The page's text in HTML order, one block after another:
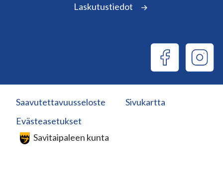
Laskutustiedot
Saavutettavuusseloste
Sivukartta
Evästeasetukset
Savitaipaleen kunta